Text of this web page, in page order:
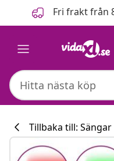
FöregåendeFri frakt från
Tillbaka till: